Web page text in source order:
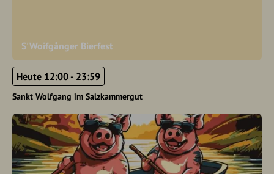
S'Woifgånger Bierfest
Heute 12:00 - 23:59
Sankt Wolfgang im Salzkammergut